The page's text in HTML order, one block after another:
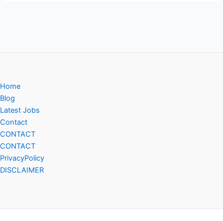
Home
Blog
Latest Jobs
Contact
CONTACT
CONTACT
PrivacyPolicy
DISCLAIMER